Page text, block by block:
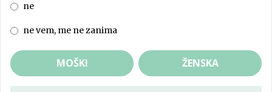
ne
ne vem, me ne zanima
MOŠKI ŽENSKA